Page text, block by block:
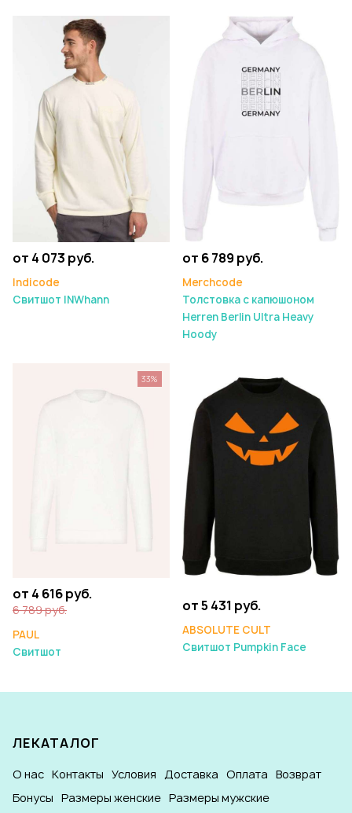
от 4 073 руб.
Indicode
Свитшот INWhann
от 6 789 руб.
Merchcode
Толстовка с капюшоном
Herren Berlin Ultra Heavy
Hoody
от 4 616 руб.
6 789 руб.
PAUL
Свитшот
33%
от 5 431 руб.
ABSOLUTE CULT
Свитшот Pumpkin Face
ЛЕКАТАЛОГ
О нас Контакты Условия Доставка Оплата Возврат
Бонусы Размеры женские Размеры мужские